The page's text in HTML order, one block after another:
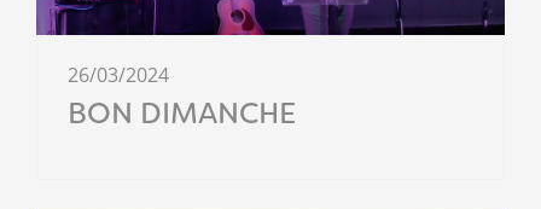
26/03/2024
BON DIMANCHE